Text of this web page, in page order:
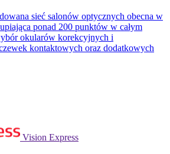
sieć salonów optycznych obecna w
ponad 200 punktów w całym
okularów korekcyjnych i
kontaktowych oraz dodatkowych
Vision Express